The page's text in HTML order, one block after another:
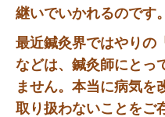
継いでいかれるのです。
最近鍼灸界ではやりの
などは、鍼灸師にとっ
ません。本当に病気を
取り扱わないことをご